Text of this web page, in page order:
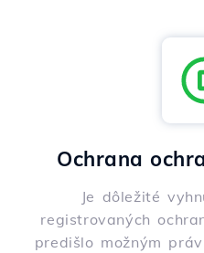
Ochrana
Je dôležité
registrovaných
predišlo možným